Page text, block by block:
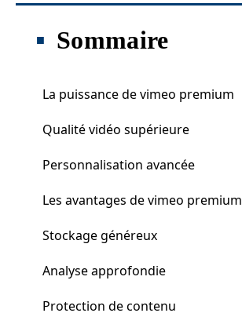
Sommaire
La puissance de vimeo premium
Qualité vidéo supérieure
Personnalisation avancée
Les avantages de vimeo premium
Stockage généreux
Analyse approfondie
Protection de contenu